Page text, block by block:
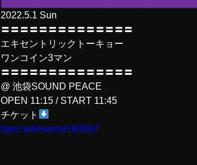
2022.5.1 Sun
〓〓〓〓〓〓〓〓〓〓〓〓〓〓
エキセントリックトーキョー
ワンコイン3マン
〓〓〓〓〓〓〓〓〓〓〓〓〓〓
@ 池袋SOUND PEACE
OPEN 11:15 / START 11:45
チケット
tiget.net/events/180882